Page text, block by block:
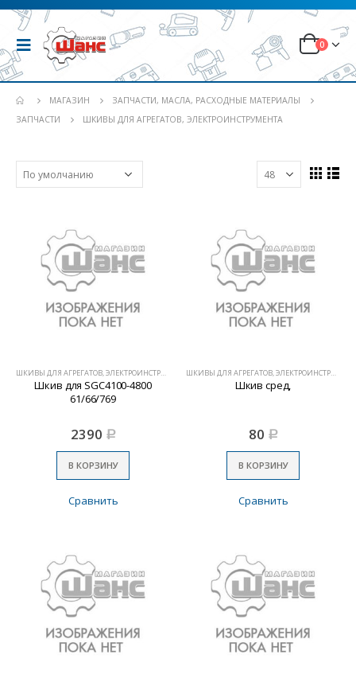
0
МАГАЗИН
ЗАПЧАСТИ, МАСЛА, РАСХОДНЫЕ МАТЕРИАЛЫ
ЗАПЧАСТИ
ШКИВЫ ДЛЯ АГРЕГАТОВ, ЭЛЕКТРОИНСТРУМЕНТА
ШКИВЫ ДЛЯ АГРЕГАТОВ, ЭЛЕКТРОИНСТРУМЕНТА
Шкив для SGC4100-4800
61/66/769
2390 Р
В КОРЗИНУ
Сравнить
ШКИВЫ ДЛЯ АГРЕГАТОВ, ЭЛЕКТРОИНСТРУМЕНТА
Шкив сред,
80 Р
В КОРЗИНУ
Сравнить